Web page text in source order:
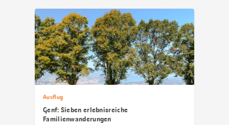
Ausflug
Genf: Sieben erlebnisreiche
Familienwanderungen